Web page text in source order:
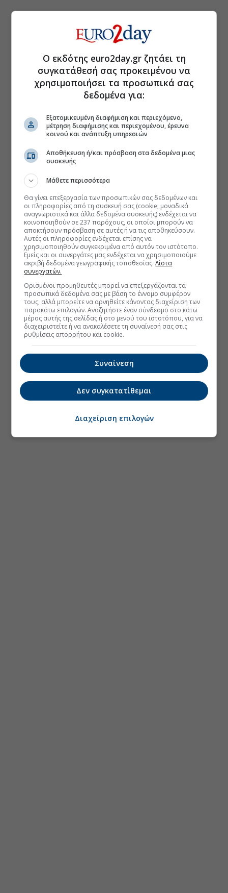
Ο εκδότης euro2day.gr ζητάει τη
συγκατάθεσή σας προκειμένου να
χρησιμοποιήσει τα προσωπικά σας
δεδομένα για:
Εξατομικευμένη διαφήμιση και περιεχόμενο,
μέτρηση διαφήμισης και περιεχομένου, έρευνα
κοινού και ανάπτυξη υπηρεσιών
Αποθήκευση ή/και πρόσβαση στα δεδομένα μιας
συσκευής
Μάθετε περισσότερα
Θα γίνει επεξεργασία των προσωπικών σας δεδομένων και
οι πληροφορίες από τη συσκευή σας (cookie, μοναδικά
αναγνωριστικά και άλλα δεδομένα συσκευής) ενδέχεται να
κοινοποιηθούν σε 237 παρόχους, οι οποίοι μπορούν να
αποκτήσουν πρόσβαση σε αυτές ή να τις αποθηκεύσουν.
Αυτές οι πληροφορίες ενδέχεται επίσης να
χρησιμοποιηθούν συγκεκριμένα από αυτόν τον ιστότοπο.
Εμείς και οι συνεργάτες μας ενδέχεται να χρησιμοποιούμε
ακριβή δεδομένα γεωγραφικής τοποθεσίας.Λίστα
συνεργατών.
Ορισμένοι προμηθευτές μπορεί να επεξεργάζονται τα
προσωπικά δεδομένα σας με βάση το έννομο συμφέρον
τους, αλλά μπορείτε να αρνηθείτε κάνοντας διαχείριση των
παρακάτω επιλογών. Αναζητήστε έναν σύνδεσμο στο κάτω
μέρος αυτής της σελίδας ή στο μενού του ιστοτόπου, για να
διαχειριστείτε ή να ανακαλέσετε τη συναίνεσή σας στις
ρυθμίσεις απορρήτου και cookie.
Συναίνεση
Δεν συγκατατίθεμαι
Διαχείριση επιλογών